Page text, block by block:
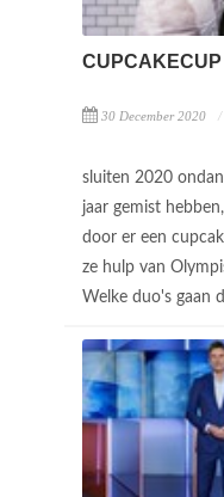
CUPCAKECUP
30 December 2020
sluiten 2020
jaar gemist
door er een
ze hulp van
Welke duo's gaan